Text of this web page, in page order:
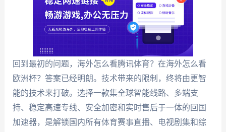
回到最初的问题，海外怎么看腾讯体育？在海外怎么看
欧洲杯？答案已经明朗。技术带来的限制，终将由更智
能的技术来打破。选择一款集全球智能线路、多端支
持、稳定高速专线、安全加密和实时售后于一体的回国
加速器，是解锁国内所有体育赛事直播、电视剧集和综